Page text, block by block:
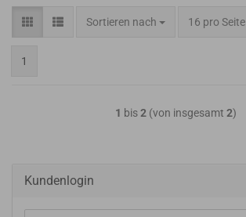
Sortieren nach
Sortieren nach 16 pro Seite
pro Seite
1
1 bis2 (von insgesamt 2)
Kundenlogin